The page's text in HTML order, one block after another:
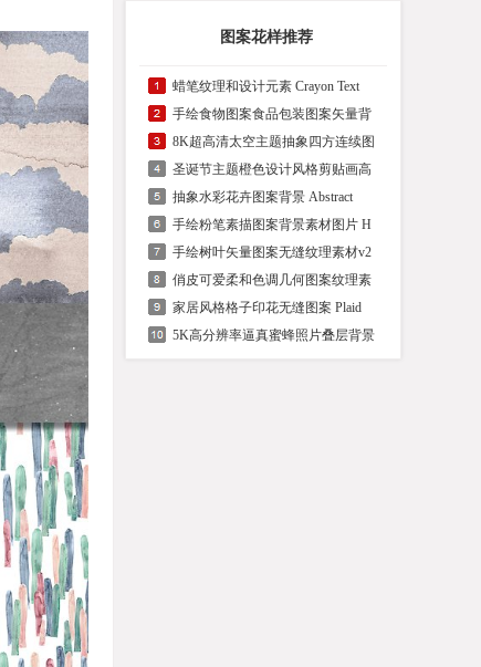
图案花样推荐
蜡笔纹理和设计元素 Crayon Text
手绘食物图案食品包装图案矢量背
8K超高清太空主题抽象四方连续图
圣诞节主题橙色设计风格剪贴画高
抽象水彩花卉图案背景 Abstract
手绘粉笔素描图案背景素材图片 H
手绘树叶矢量图案无缝纹理素材v2
俏皮可爱柔和色调几何图案纹理素
家居风格格子印花无缝图案 Plaid
5K高分辨率逼真蜜蜂照片叠层背景